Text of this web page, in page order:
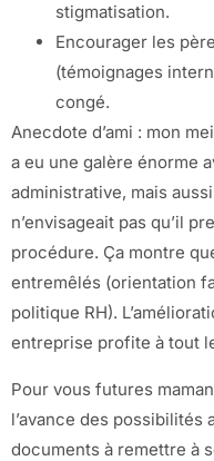
stigmatisation.
Encourager les
(témoignages
congé.
Anecdote d’ami : mon
a eu une galère énorme
administrative, mais
n’envisageait pas qu’il
procédure. Ça montre
entremêlés (orientation
politique RH).
entreprise profite à tout
Pour vous futures
l’avance des possibilités
documents à remettre à